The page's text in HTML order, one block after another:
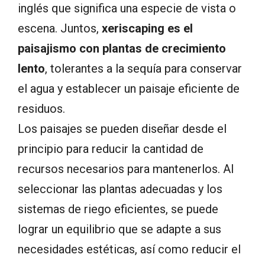
inglés que significa una especie de vista o
escena. Juntos, xeriscaping es el
paisajismo con plantas de crecimiento
lento, tolerantes a la sequía para conservar
el agua y establecer un paisaje eficiente de
residuos.
Los paisajes se pueden diseñar desde el
principio para reducir la cantidad de
recursos necesarios para mantenerlos. Al
seleccionar las plantas adecuadas y los
sistemas de riego eficientes, se puede
lograr un equilibrio que se adapte a sus
necesidades estéticas, así como reducir el